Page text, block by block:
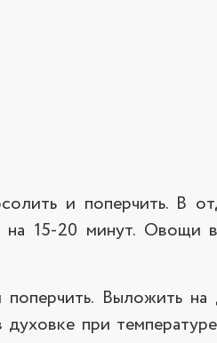
и поперчить. В
на 15-20 минут. Овощи
поперчить. Выложить
при